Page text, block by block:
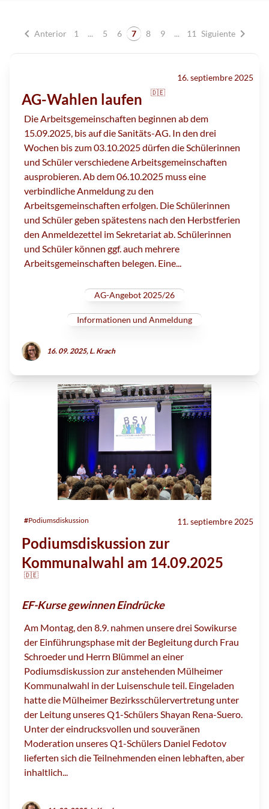
chevron_left Anterior 1 ... 5 6 7 8 9 ... 11 Siguientechevron_right
16. septiembre 2025
AG-Wahlen laufen 🇩🇪
Die Arbeitsgemeinschaften beginnen ab dem
15.09.2025, bis auf die Sanitäts-AG. In den drei
Wochen bis zum 03.10.2025 dürfen die Schülerinnen
und Schüler verschiedene Arbeitsgemeinschaften
ausprobieren. Ab dem 06.10.2025 muss eine
verbindliche Anmeldung zu den
Arbeitsgemeinschaften erfolgen. Die Schülerinnen
und Schüler geben spätestens nach den Herbstferien
den Anmeldezettel im Sekretariat ab. Schülerinnen
und Schüler können ggf. auch mehrere
Arbeitsgemeinschaften belegen. Eine...
AG-Angebot 2025/26
Informationen und Anmeldung
16. 09. 2025, L. Krach
#Podiumsdiskussion 11. septiembre 2025
Podiumsdiskussion zur
Kommunalwahl am 14.09.2025
🇩🇪
EF-Kurse gewinnen Eindrücke
Am Montag, den 8.9. nahmen unsere drei Sowikurse
der Einführungsphase mit der Begleitung durch Frau
Schroeder und Herrn Blümmel an einer
Podiumsdiskussion zur anstehenden Mülheimer
Kommunalwahl in der Luisenschule teil. Eingeladen
hatte die Mülheimer Bezirksschülervertretung unter
der Leitung unseres Q1-Schülers Shayan Rena-Suero.
Unter der eindrucksvollen und souveränen
Moderation unseres Q1-Schülers Daniel Fedotov
lieferten sich die Teilnehmenden einen lebhaften, aber
inhaltlich...